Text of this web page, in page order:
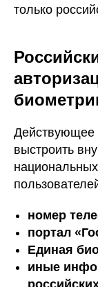
только
Действующее
выстроить
номер
портал
Единая
иные